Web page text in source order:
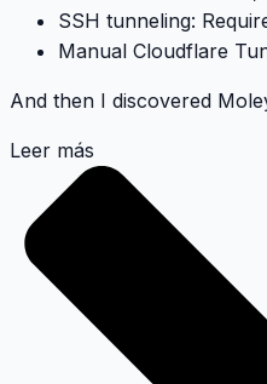
SSH tunneling:
Manual Cloudflare
And then I discovered
Leer más